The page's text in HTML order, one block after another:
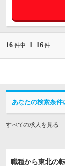
16 件中 1 -16 件
あなたの検索条件
すべての求人を見る
職種から東北の